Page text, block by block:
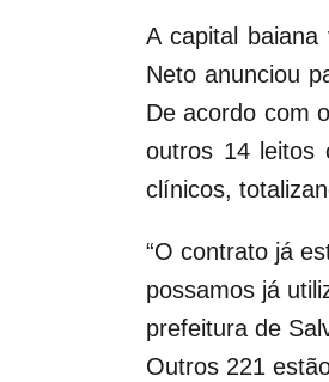
A capital
Neto anunciou
De acordo com
outros 14 leitos
clínicos,
“O contrato já
possamos já
prefeitura de
Outros 221